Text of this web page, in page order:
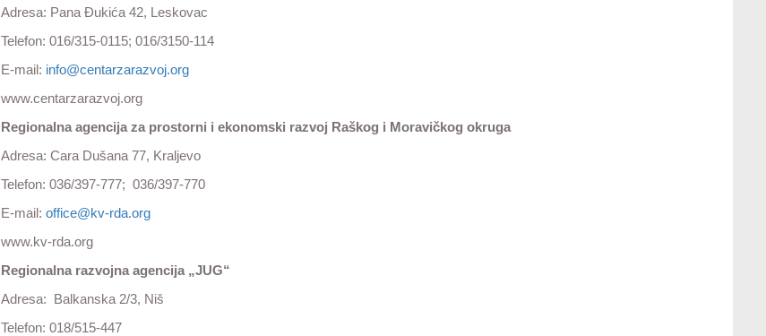
Adresa: Pana Đukića 42, Leskovac
Telefon: 016/315-0115; 016/3150-114
E-mail: info@centarzarazvoj.org
www.centarzarazvoj.org
Regionalna agencija za prostorni i ekonomski razvoj Raškog i Moravičkog okruga
Adresa: Cara Dušana 77, Kraljevo
Telefon: 036/397-777; 036/397-770
E-mail:office@kv-rda.org
www.kv-rda.org
Regionalna razvojna agencija „JUG“
Adresa: Balkanska 2/3, Niš
Telefon: 018/515-447